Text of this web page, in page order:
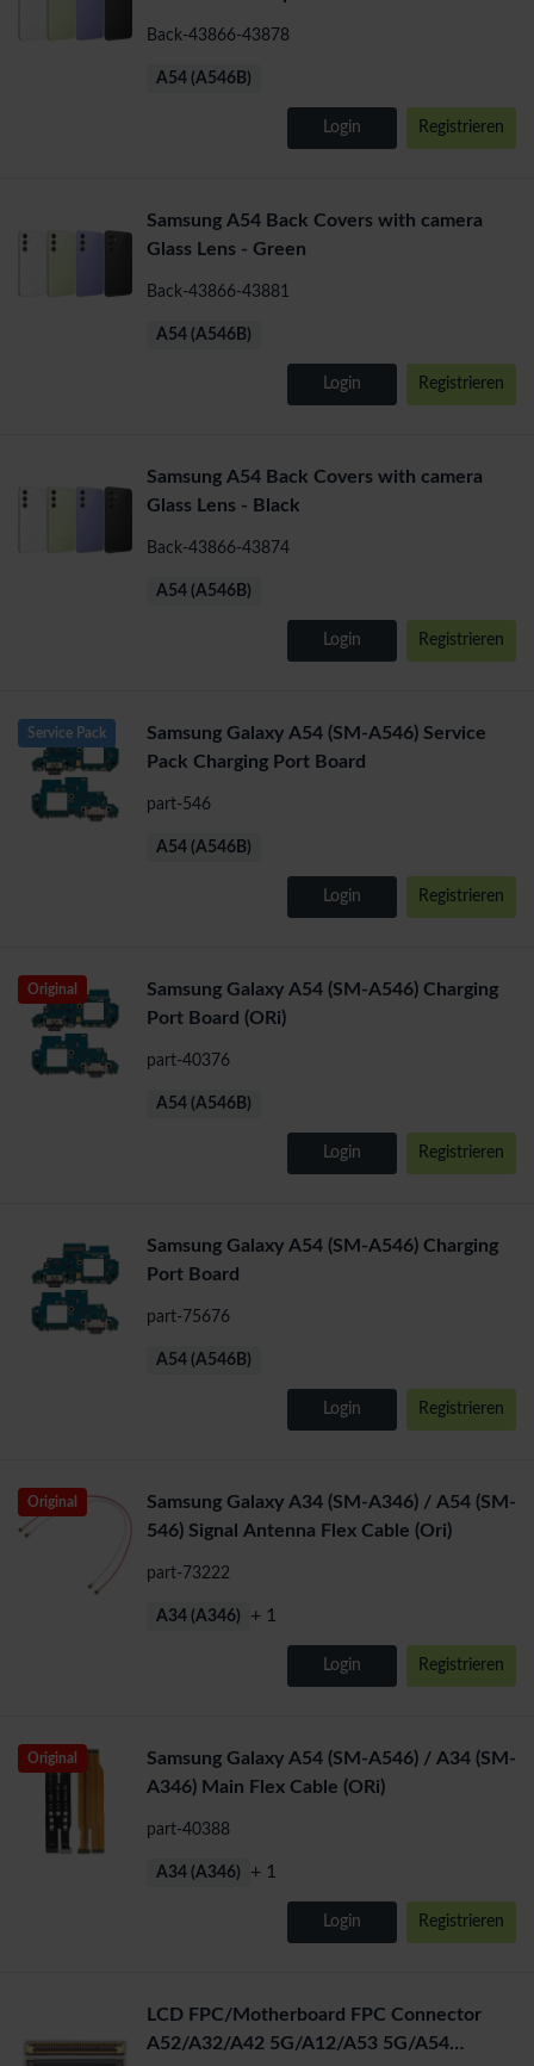
Back-43866-43878
A54 (A546B)
Login Registrieren
Samsung A54 Back Covers with camera
Glass Lens - Green
Back-43866-43881
A54 (A546B)
Login Registrieren
Samsung A54 Back Covers with camera
Glass Lens - Black
Back-43866-43874
A54 (A546B)
Login Registrieren
Service Pack
Samsung Galaxy A54 (SM-A546) Service
Pack Charging Port Board
part-546
A54 (A546B)
Login Registrieren
Original
Samsung Galaxy A54 (SM-A546) Charging
Port Board (ORi)
part-40376
A54 (A546B)
Login Registrieren
Samsung Galaxy A54 (SM-A546) Charging
Port Board
part-75676
A54 (A546B)
Login Registrieren
Original
Samsung Galaxy A34 (SM-A346) / A54 (SM-
546) Signal Antenna Flex Cable (Ori)
part-73222
A34 (A346) + 1
Login Registrieren
Original
Samsung Galaxy A54 (SM-A546) / A34 (SM-
A346) Main Flex Cable (ORi)
part-40388
A34 (A346) + 1
Login Registrieren
LCD FPC/Motherboard FPC Connector
A52/A32/A42 5G/A12/A53 5G/A54